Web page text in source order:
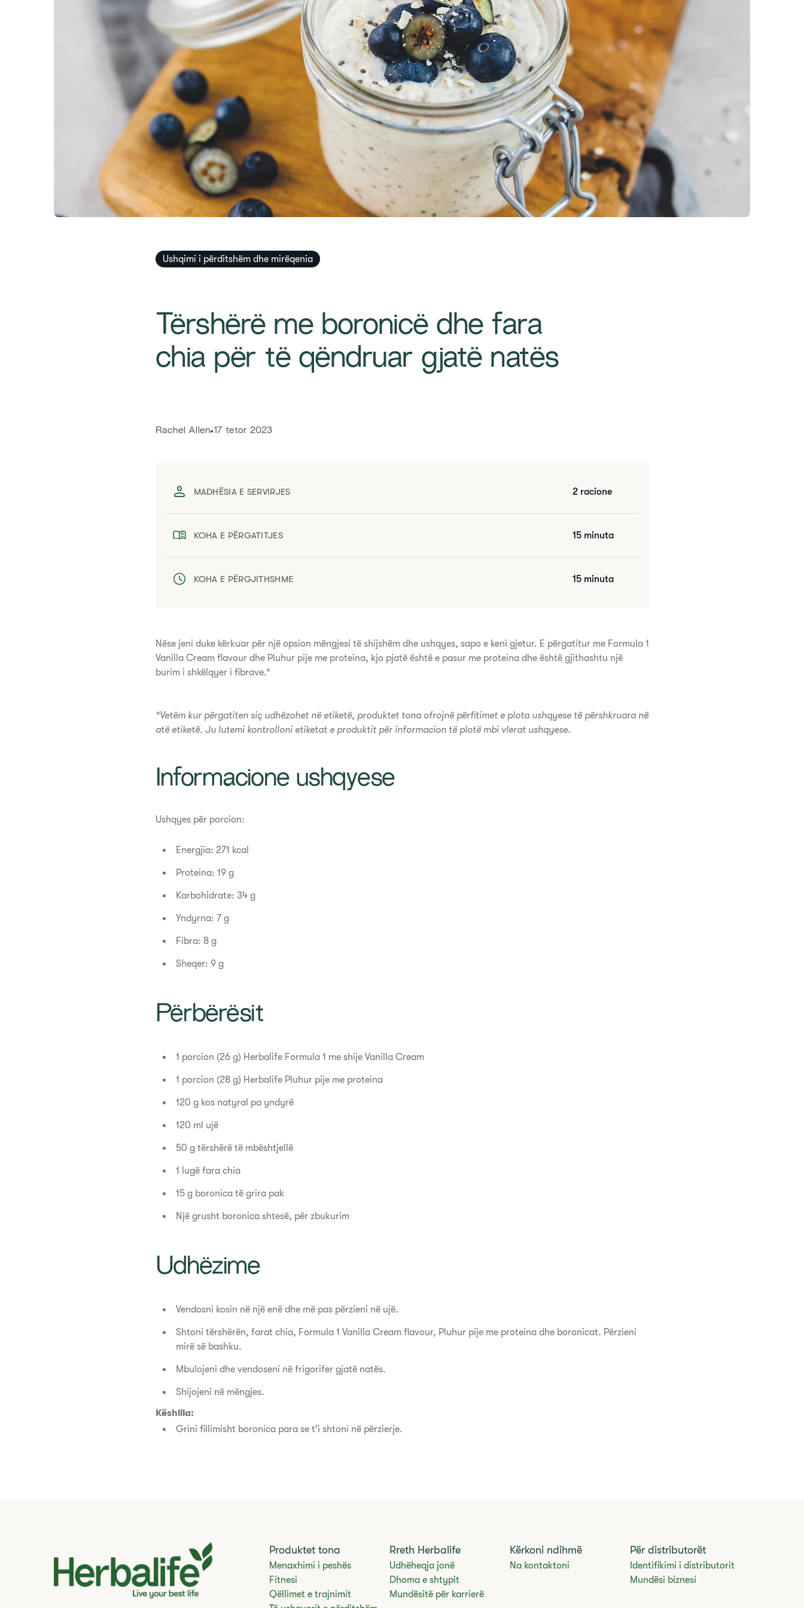
Ushqimi i përditshëm dhe mirëqenia
​Tërshërë me boronicë dhe fara
chia për të qëndruar gjatë natës
​Rachel Allen 17 tetor 2023
MADHËSIA E SERVIRJES 2 racione
KOHA E PËRGATITJES 15 minuta
KOHA E PËRGJITHSHME 15 minuta
​Nëse jeni duke kërkuar për një opsion mëngjesi të shijshëm dhe ushqyes, sapo e keni gjetur. E përgatitur me Formula 1
Vanilla Cream flavour dhe Pluhur pije me proteina, kjo pjatë është e pasur me proteina dhe është gjithashtu një
burim i shkëlqyer i fibrave.*​
*Vetëm kur përgatiten siç udhëzohet në etiketë, produktet tona ofrojnë përfitimet e plota ushqyese të përshkruara në
atë etiketë. Ju lutemi kontrolloni etiketat e produktit për informacion të plotë mbi vlerat ushqyese.
​Informacione ushqyese
Ushqyes për porcion:
Energjia: 271 kcal
Proteina: 19 g
Karbohidrate: 34 g
Yndyrna: 7 g
Fibra: 8 g
Sheqer: 9 g
Përbërësit
1 porcion (26 g) Herbalife Formula 1 me shije Vanilla Cream
1 porcion (28 g) Herbalife Pluhur pije me proteina
120 g kos natyral pa yndyrë
120 ml ujë
50 g tërshërë të mbështjellë
1 lugë fara chia
15 g boronica të grira pak
Një grusht boronica shtesë, për zbukurim
Udhëzime
Vendosni kosin në një enë dhe më pas përzieni në ujë.
Shtoni tërshërën, farat chia, Formula 1 Vanilla Cream flavour, Pluhur pije me proteina dhe boronicat. Përzieni
mirë së bashku.
Mbulojeni dhe vendoseni në frigorifer gjatë natës.
Shijojeni në mëngjes.
Këshilla:
Grini fillimisht boronica para se t'i shtoni në përzierje.
Produktet tona
Menaxhimi i peshës
Fitnesi
Qëllimet e trajnimit
Rreth Herbalife
Udhëheqja jonë
Dhoma e shtypit
Mundësitë për karrierë
Kërkoni ndihmë
Na kontaktoni
Për distributorët
Identifikimi i distributorit
Mundësi biznesi